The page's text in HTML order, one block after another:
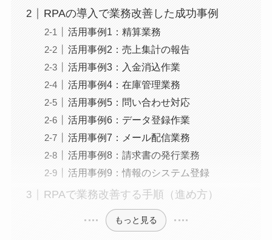
RPAの導入で業務改善した成功事例
活用事例1：精算業務
活用事例2：売上集計の報告
活用事例3：入金消込作業
活用事例4：在庫管理業務
活用事例5：問い合わせ対応
活用事例6：データ登録作業
活用事例7：メール配信業務
活用事例8：請求書の発行業務
活用事例9：情報のシステム登録
RPAで業務改善する手順（進め方）
もっと見る